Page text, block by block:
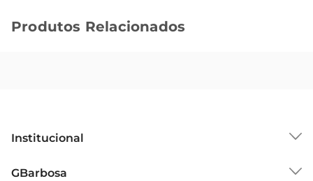
Produzida com rigorosos padrões de qualidade, a
com cuidados especiais, assegurando um
Versatilidade na cozinha
Produtos Relacionados
Institucional
GBarbosa